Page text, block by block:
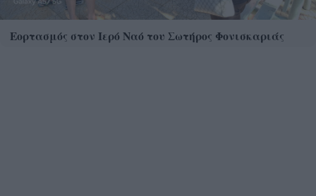
Εορτασμός στον Ιερό Ναό του Σωτήρος Φονισκαριάς